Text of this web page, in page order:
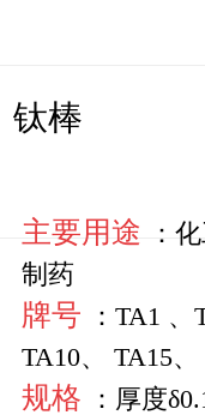
钛棒
主要用途
：
制药
牌号
：TA1 、
TA10、 TA15、
规格 ：厚度